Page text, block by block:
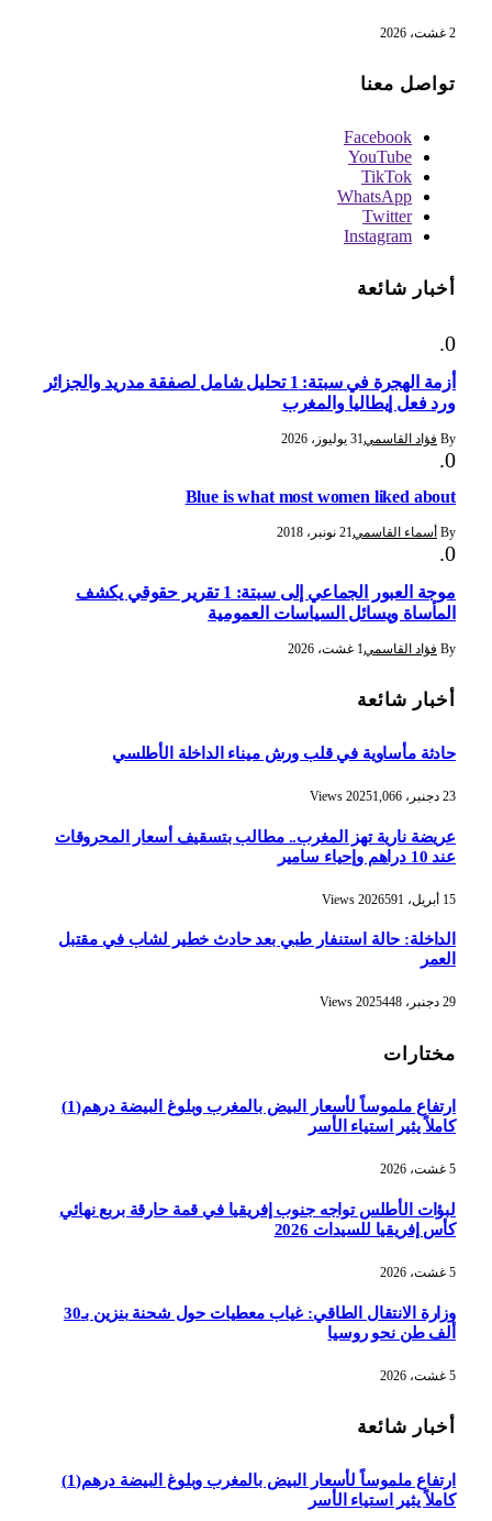
2 غشت، 2026
تواصل معنا
Facebook
YouTube
TikTok
WhatsApp
Twitter
Instagram
أخبار شائعة
أزمة الهجرة في سبتة: 1 تحليل شامل لصفقة مدريد والجزائر
ورد فعل إيطاليا والمغرب
By فؤاد القاسمي31 يوليوز، 2026
Blue is what most women liked about
By أسماء القاسمي21 نونبر، 2018
موجة العبور الجماعي إلى سبتة: 1 تقرير حقوقي يكشف
المأساة ويسائل السياسات العمومية
By فؤاد القاسمي1 غشت، 2026
أخبار شائعة
حادثة مأساوية في قلب ورش ميناء الداخلة الأطلسي
23 دجنبر، 2025 1,066
Views
عريضة نارية تهز المغرب.. مطالب بتسقيف أسعار المحروقات
عند 10 دراهم وإحياء سامير
15 أبريل، 2026 591
Views
الداخلة: حالة استنفار طبي بعد حادث خطير لشاب في مقتبل
العمر
29 دجنبر، 2025 448
Views
مختارات
ارتفاع ملموساً لأسعار البيض بالمغرب وبلوغ البيضة درهم(1)
كاملاً يثير استياء الأسر
5 غشت، 2026
لبؤات الأطلس تواجه جنوب إفريقيا في قمة حارقة بربع نهائي
كأس إفريقيا للسيدات 2026
5 غشت، 2026
وزارة الانتقال الطاقي: غياب معطيات حول شحنة بنزين بـ30
ألف طن نحو روسيا
5 غشت، 2026
أخبار شائعة
ارتفاع ملموساً لأسعار البيض بالمغرب وبلوغ البيضة درهم(1)
كاملاً يثير استياء الأسر